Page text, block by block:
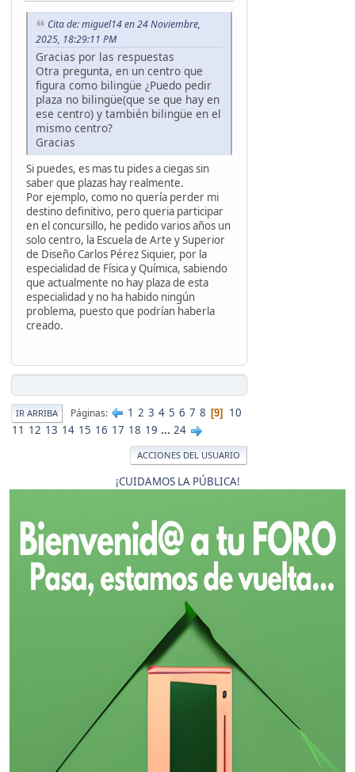
Cita de: miguel14 en 24 Noviembre,
2025, 18:29:11 PM
Gracias por las respuestas
Otra pregunta, en un centro que
figura como bilingüe ¿Puedo pedir
plaza no bilingüe(que se que hay en
ese centro) y también bilingüe en el
mismo centro?
Gracias
Si puedes, es mas tu pides a ciegas sin
saber que plazas hay realmente.
Por ejemplo, como no quería perder mi
destino definitivo, pero queria participar
en el concursillo, he pedido varios años un
solo centro, la Escuela de Arte y Superior
de Diseño Carlos Pérez Siquier, por la
especialidad de Física y Química, sabiendo
que actualmente no hay plaza de esta
especialidad y no ha habido ningún
problema, puesto que podrían haberla
creado.
IR ARRIBA Páginas 1 2 3 4 5 6 7 8 9
10
11 12 13 14 15 16 17 18 19 ... 24
ACCIONES DEL USUARIO
¡CUIDAMOS LA PÚBLICA!